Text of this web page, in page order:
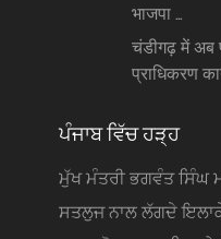
भाजपा …
चंडीगढ़ में अब
प्राधिकरण
ਪੰਜਾਬ ਵਿੱਚ ਹੜ੍ਹ
ਮੁੱਖ ਮੰਤਰੀ ਭਗਵੰਤ ਸਿੰਘ
ਸਤਲੁਜ ਨਾਲ ਲੱਗਦੇ